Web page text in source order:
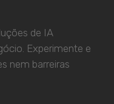
de IA
Experimente e
nem barreiras